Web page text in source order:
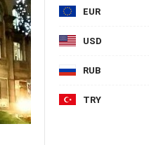
EUR
USD
RUB
TRY